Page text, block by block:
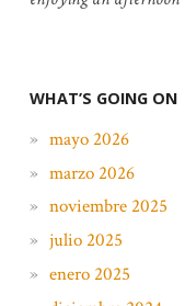
WHAT’S GOING ON
mayo 2026
marzo 2026
noviembre 2025
julio 2025
enero 2025